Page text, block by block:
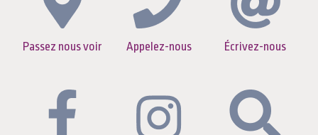
Passez nous voir Appelez-nous Écrivez-nous